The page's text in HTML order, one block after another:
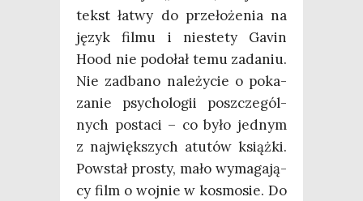
tekst łatwy do prze­ło­że­nia na
język fil­mu i nie­ste­ty Gavin
Hood nie podo­łał temu zada­niu.
Nie zadba­no nale­ży­cie o poka­
za­nie psy­cho­lo­gii poszcze­gól­
nych posta­ci – co było jed­nym
z naj­więk­szych atu­tów książ­ki.
Powstał pro­sty, mało wyma­ga­ją­
cy film o woj­nie w kosmo­sie. Do